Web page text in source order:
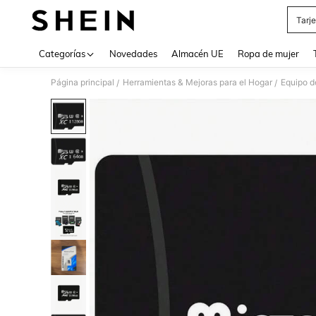
Categorías Novedades Almacén UE Ropa de mujer
Página principal / Herramientas & Mejoras para el Hogar / Equipo